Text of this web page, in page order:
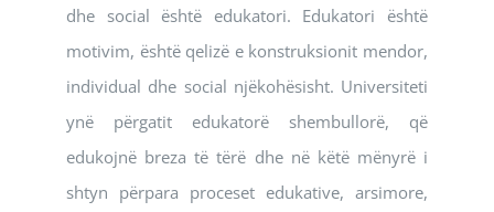
dhe social është edukatori. Edukatori është
motivim, është qelizë e konstruksionit mendor,
individual dhe social njëkohësisht. Universiteti
ynë përgatit edukatorë shembullorë, që
edukojnë breza të tërë dhe në këtë mënyrë i
shtyn përpara proceset edukative, arsimore,